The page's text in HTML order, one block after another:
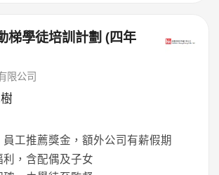
梯學徒培訓計劃 (四年
限公司
工推薦獎金，額外公司有薪假期
，含配偶及子女